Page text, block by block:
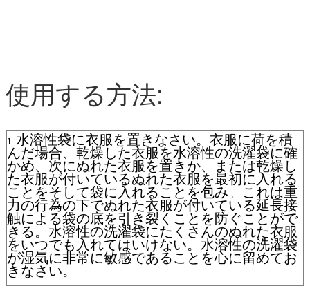
使用する方法:
1. 水溶性袋に衣服を置きなさい。衣服に荷を積
んだ場合、乾燥した衣服を水溶性の洗濯袋に確
かめ、次にぬれた衣服を置きか、または乾燥し
た衣服が付いているぬれた衣服を最初に入れる
ことをそして袋に入れることを包み。これは重
力の行為の下でぬれた衣服が付いている延長接
触による袋の底を引き裂くことを防ぐことがで
きる。水溶性の洗濯袋にたくさんのぬれた衣服
をいつでも入れてはいけない。水溶性の洗濯袋
が湿気に非常に敏感であることを心に留めてお
きなさい。